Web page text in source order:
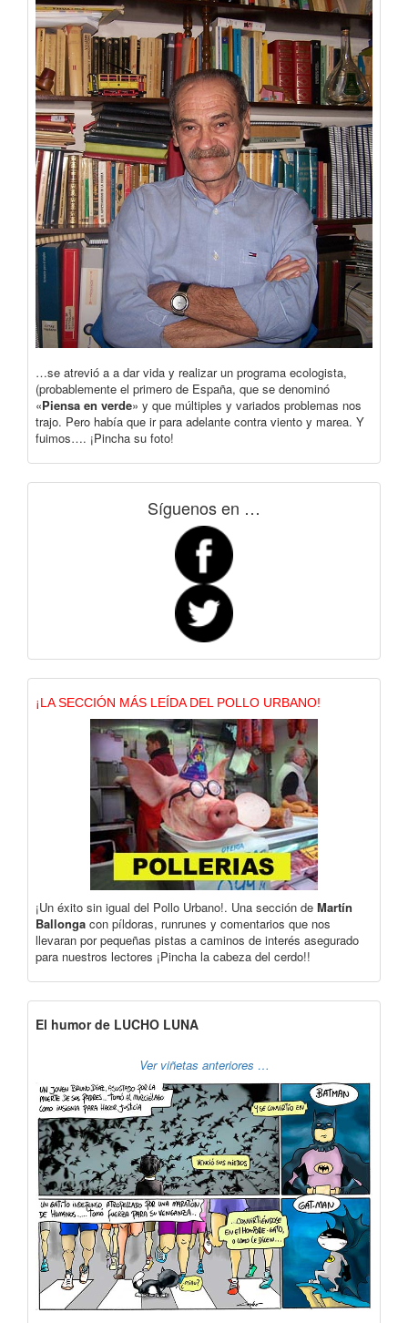
…se atrevió a a dar vida y realizar un programa ecologista,
(probablemente el primero de España, que se denominó
«Piensa en verde» y que múltiples y variados problemas nos
trajo. Pero había que ir para adelante contra viento y marea. Y
fuimos…. ¡Pincha su foto!
Síguenos en …
¡LA SECCIÓN MÁS LEÍDA DEL POLLO URBANO!
¡Un éxito sin igual del Pollo Urbano!. Una sección de Martín
Ballonga con píldoras, runrunes y comentarios que nos
llevaran por pequeñas pistas a caminos de interés asegurado
para nuestros lectores ¡Pincha la cabeza del cerdo!!
El humor de LUCHO LUNA
Ver viñetas anteriores …